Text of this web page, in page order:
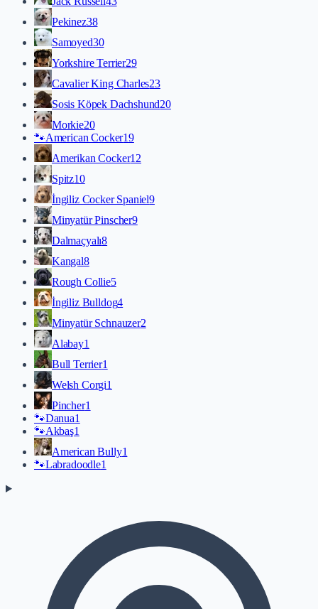
Pekinez38
Samoyed30
Yorkshire Terrier29
Cavalier King Charles23
Sosis Köpek Dachshund20
Morkie20
🐾American Cocker19
Amerikan Cocker12
Spitz10
İngiliz Cocker Spaniel9
Minyatür Pinscher9
Dalmaçyalı8
Kangal8
Rough Collie5
İngiliz Bulldog4
Minyatür Schnauzer2
Alabay1
Bull Terrier1
Welsh Corgi1
Pincher1
🐾Danua1
🐾Akbaş1
American Bully1
🐾Labradoodle1